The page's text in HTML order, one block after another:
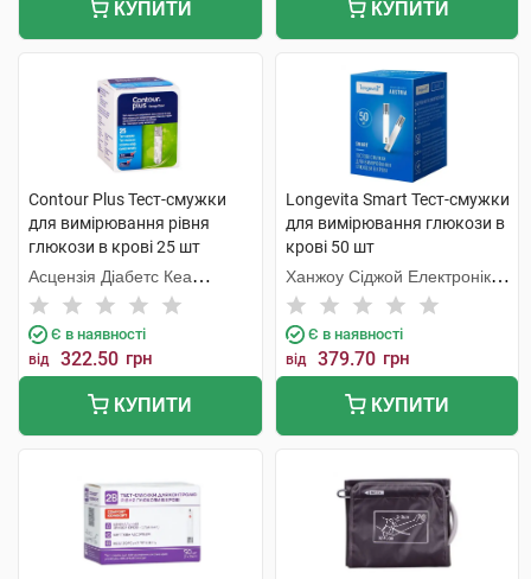
КУПИТИ КУПИТИ
Contour Plus Тест-смужки
для вимірювання рівня
глюкози в крові 25 шт
Асцензія Діабетс Кеа
Холдінгс
Є в наявності
від 322.50 грн
КУПИТИ
Longevita Smart Тест-смужки
для вимірювання глюкози в
крові 50 шт
Ханжоу Сіджой Електронікс
енд Інструментс Ко
Є в наявності
від 379.70 грн
КУПИТИ